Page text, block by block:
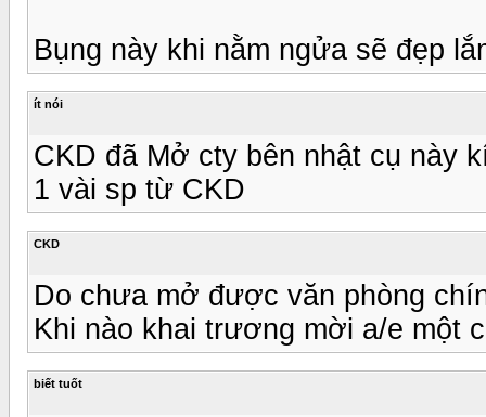
Bụng này khi nằm ngửa sẽ đẹp
ít nói
CKD đã Mở cty bên nhật cụ này
1 vài sp từ CKD
CKD
Do chưa mở được văn phòng
Khi nào khai trương mời a/e một
biết tuốt